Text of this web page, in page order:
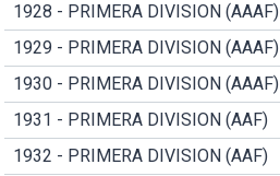
1928 - PRIMERA DIVISION (AAAF)
1929 - PRIMERA DIVISION (AAAF)
1930 - PRIMERA DIVISION (AAAF)
1931 - PRIMERA DIVISION (AAF)
1932 - PRIMERA DIVISION (AAF)